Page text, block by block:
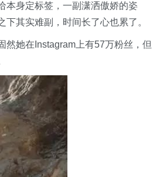
本身定标签，一副潇洒傲娇的姿
其实难副，时间长了心也累了。
然她在Instagram上有57万粉丝，但